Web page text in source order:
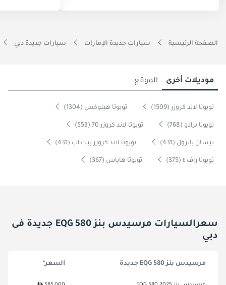
الصفحة الرئيسية سيارات جديدة الإمارات سيارات جديدة دبي
موديلات أخرى الموقع
تويوتا لاند كروزر (1509) تويوتا هيلوكس (1304)
تويوتا برادو (768) تويوتا لاند كروزر 70 (553)
نيسان باترول (431) تويوتا لاند كروزر بيك آب (431)
تويوتا راف ٤ (375) تويوتا هاياس (367)
سعرالسيارات مرسيدس بنز EQG 580 جديدة فى
دبي
مرسيدس بنز EQG 580 جديدة السعر*